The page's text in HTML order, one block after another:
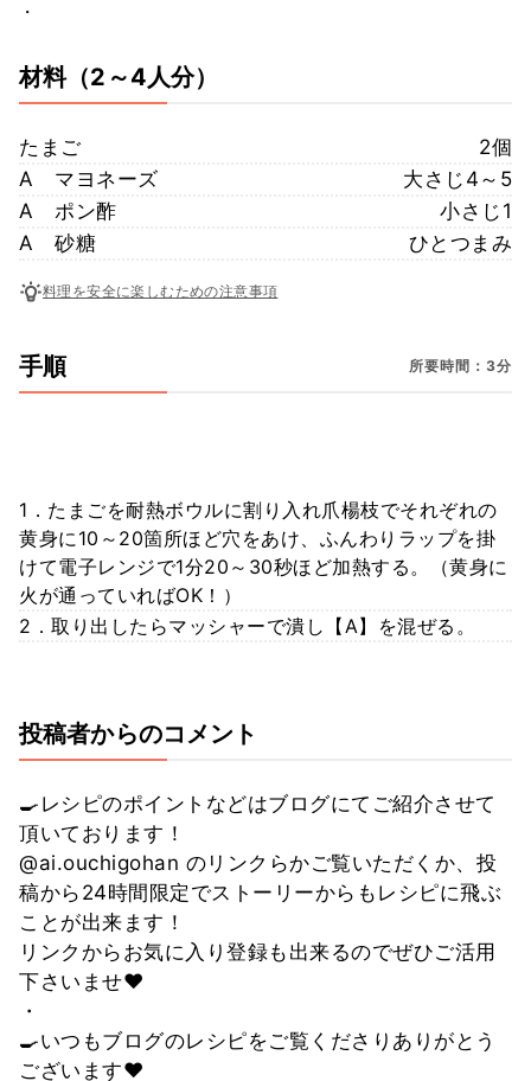
・
材料（2～4人分）
たまご
2個
A マヨネーズ
大さじ4～5
A ポン酢
小さじ1
A 砂糖
ひとつまみ
料理を安全に楽しむための注意事項
手順 所要時間：3分
1．たまごを耐熱ボウルに割り入れ爪楊枝でそれぞれの
黄身に10～20箇所ほど穴をあけ、ふんわりラップを掛
けて電子レンジで1分20～30秒ほど加熱する。（黄身に
火が通っていればOK！）
2．取り出したらマッシャーで潰し【A】を混ぜる。
投稿者からのコメント
🍳レシピのポイントなどはブログにてご紹介させて
頂いております！
@ai.ouchigohan のリンクらかご覧いただくか、投
稿から24時間限定でストーリーからもレシピに飛ぶ
ことが出来ます！
リンクからお気に入り登録も出来るのでぜひご活用
下さいませ❤
・
🍳いつもブログのレシピをご覧くださりありがとう
ございます❤